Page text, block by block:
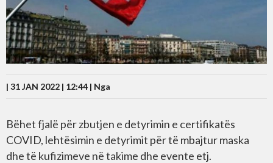
| 31 JAN 2022 | 12:44 | Nga
Bëhet fjalë për zbutjen e detyrimin e certifikatës
COVID, lehtësimin e detyrimit për të mbajtur maska ​​
dhe të kufizimeve në takime dhe evente etj.